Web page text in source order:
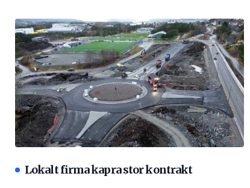
Lokalt firma kapra stor kontrakt